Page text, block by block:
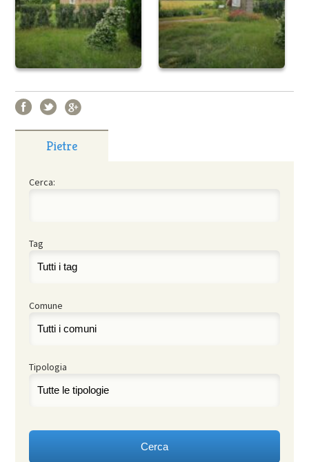
Pietre
Cerca:
Tag
Comune
Tipologia